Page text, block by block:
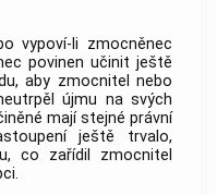
vypoví-li zmocněnec
povinen učinit ještě
aby zmocnitel nebo
újmu na svých
mají stejné právní
ještě trvalo,
co zařídil zmocnitel